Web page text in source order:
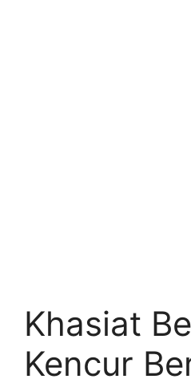
Khasiat
Kencur